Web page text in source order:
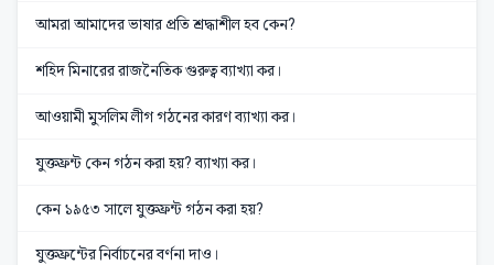
আমরা আমাদের ভাষার প্রতি শ্রদ্ধাশীল হব কেন?
শহিদ মিনারের রাজনৈতিক গুরুত্ব ব্যাখ্যা কর।
আওয়ামী মুসলিম লীগ গঠনের কারণ ব্যাখ্যা কর।
যুক্তফ্রন্ট কেন গঠন করা হয়? ব্যাখ্যা কর।
কেন ১৯৫৩ সালে যুক্তফ্রন্ট গঠন করা হয়?
যুক্তফ্রন্টের নির্বাচনের বর্ণনা দাও।